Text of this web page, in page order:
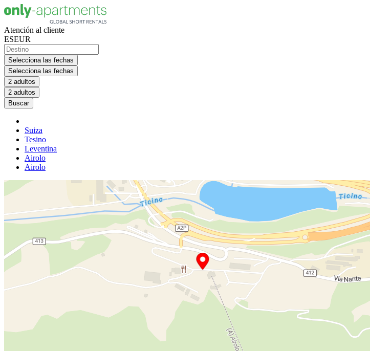
Atención al cliente
ESEUR
Selecciona las fechas
Selecciona las fechas
2 adultos
2 adultos
Buscar
Suiza
Tesino
Leventina
Airolo
Airolo